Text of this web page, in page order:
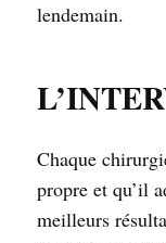
lendemain.
Chaque
propre et qu’il
meilleurs